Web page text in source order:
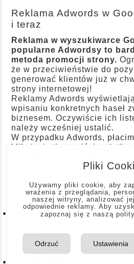
Reklama Adwords w
i teraz
Reklama w wyszukiwarce
popularne Adwordsy to
metoda promocji strony.
że w przeciwieństwie do
generować klientów już w
strony internetowej!
Reklamy Adwords
wpisaniu konkretnych haseł
biznesem. Oczywiście ich
należy wcześniej ustalić.
W przypadku Adwords,
kliknięcie tj. przejście
kilku czynników. System w
wyświetli się wyżej, a na
m.in.:
Branża i konkurencja– w
kilkadziesiąt złotych za
przyjąć zasadę, że tam gdzie
a konkurencja jest silna –
Pliki
Używamy pliki cookie, aby
wrażenia z przeglądania,
naszej witryny, analizować
odpowiednie reklamy. Aby
zapoznaj się z naszą
Ustawienia
Odrzuć